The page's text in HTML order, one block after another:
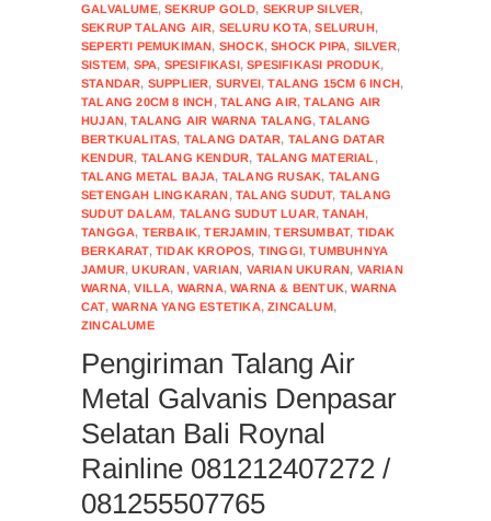
GALVALUME,SEKRUP GOLD, SEKRUP SILVER,
SEKRUP TALANG AIR, SELURU KOTA,SELURUH,
SEPERTI PEMUKIMAN, SHOCK,SHOCK PIPA, SILVER,
SISTEM, SPA, SPESIFIKASI,SPESIFIKASI PRODUK,
STANDAR, SUPPLIER, SURVEI,TALANG 15CM 6 INCH,
TALANG 20CM 8 INCH,TALANG AIR,TALANG AIR
HUJAN,TALANG AIR WARNA TALANG,TALANG
BERTKUALITAS, TALANG DATAR, TALANG DATAR
KENDUR, TALANG KENDUR, TALANG MATERIAL ,
TALANG METAL BAJA, TALANG RUSAK, TALANG
SETENGAH LINGKARAN,TALANG SUDUT, TALANG
SUDUT DALAM, TALANG SUDUT LUAR,TANAH,
TANGGA, TERBAIK,TERJAMIN,TERSUMBAT, TIDAK
BERKARAT,TIDAK KROPOS, TINGGI,TUMBUHNYA
JAMUR,UKURAN,VARIAN, VARIAN UKURAN, VARIAN
WARNA,VILLA, WARNA,WARNA & BENTUK,WARNA
CAT,WARNA YANG ESTETIKA,ZINCALUM,
ZINCALUME
Pengiriman Talang Air
Metal Galvanis Denpasar
Selatan Bali Roynal
Rainline 081212407272 /
081255507765